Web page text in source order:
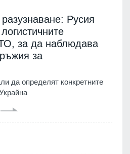
Русия
за да наблюдава
за
да определят конкретните